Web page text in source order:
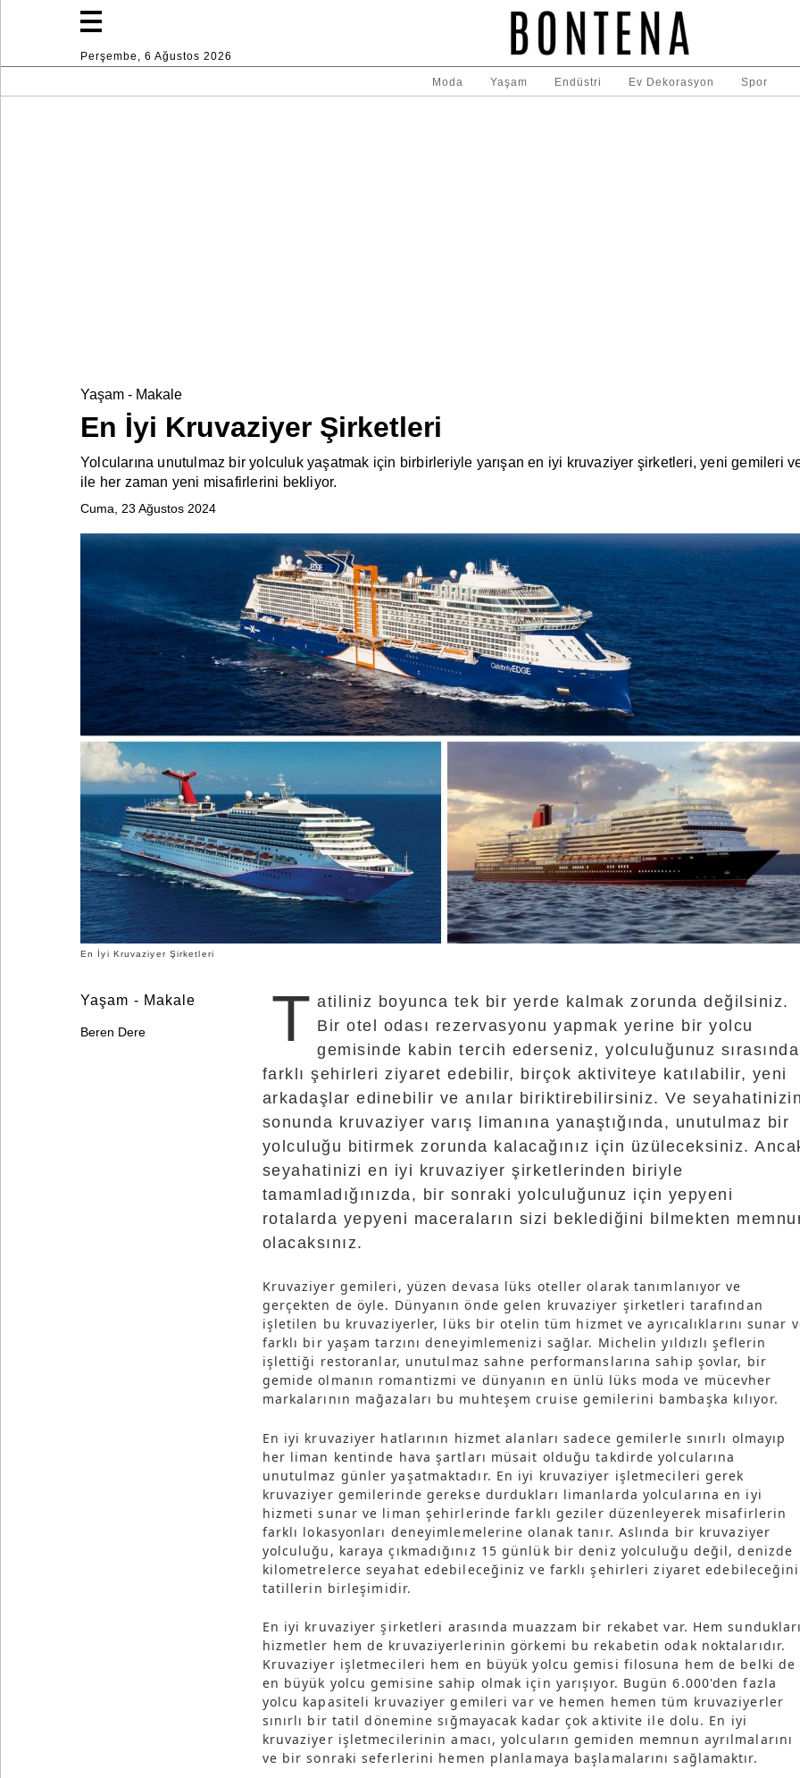
Perşembe, 6 Ağustos 2026
Moda Yaşam Endüstri Ev Dekorasyon Spor
Endüstri
Yaşam - Makale
En İyi Kruvaziyer Şirketleri
Yolcularına unutulmaz bir yolculuk yaşatmak için birbirleriyle yarışan en iyi kruvaziyer şirketleri, yeni gemileri
ile her zaman yeni misafirlerini bekliyor.
Cuma, 23 Ağustos 2024
En İyi Kruvaziyer Şirketleri
Yaşam - Makale
Beren Dere T atiliniz boyunca tek bir yerde kalmak zorunda değilsiniz.
Bir otel odası rezervasyonu yapmak yerine bir yolcu
gemisinde kabin tercih ederseniz, yolculuğunuz sırasında
farklı şehirleri ziyaret edebilir, birçok aktiviteye katılabilir, yeni
arkadaşlar edinebilir ve anılar biriktirebilirsiniz. Ve
sonunda kruvaziyer varış limanına yanaştığında, unutulmaz bir
yolculuğu bitirmek zorunda kalacağınız için üzüleceksiniz.
seyahatinizi en iyi kruvaziyer şirketlerinden biriyle
tamamladığınızda, bir sonraki yolculuğunuz için yepyeni
rotalarda yepyeni maceraların sizi beklediğini bilmekten
olacaksınız.
Kruvaziyer gemileri, yüzen devasa lüks oteller olarak tanımlanıyor ve
gerçekten de öyle. Dünyanın önde gelen kruvaziyer şirketleri tarafından
işletilen bu kruvaziyerler, lüks bir otelin tüm hizmet ve ayrıcalıklarını sunar
farklı bir yaşam tarzını deneyimlemenizi sağlar. Michelin yıldızlı şeflerin
işlettiği restoranlar, unutulmaz sahne performanslarına sahip şovlar, bir
gemide olmanın romantizmi ve dünyanın en ünlü lüks moda ve mücevher
markalarının mağazaları bu muhteşem cruise gemilerini bambaşka kılıyor.
En iyi kruvaziyer hatlarının hizmet alanları sadece gemilerle sınırlı olmayıp
her liman kentinde hava şartları müsait olduğu takdirde yolcularına
unutulmaz günler yaşatmaktadır. En iyi kruvaziyer işletmecileri gerek
kruvaziyer gemilerinde gerekse durdukları limanlarda yolcularına en iyi
hizmeti sunar ve liman şehirlerinde farklı geziler düzenleyerek misafirlerin
farklı lokasyonları deneyimlemelerine olanak tanır. Aslında bir kruvaziyer
yolculuğu, karaya çıkmadığınız 15 günlük bir deniz yolculuğu değil, denizde
kilometrelerce seyahat edebileceğiniz ve farklı şehirleri ziyaret
tatillerin birleşimidir.
En iyi kruvaziyer şirketleri arasında muazzam bir rekabet var. Hem
hizmetler hem de kruvaziyerlerinin görkemi bu rekabetin odak noktalarıdır.
Kruvaziyer işletmecileri hem en büyük yolcu gemisi filosuna hem de belki de
en büyük yolcu gemisine sahip olmak için yarışıyor. Bugün 6.000'den fazla
yolcu kapasiteli kruvaziyer gemileri var ve hemen hemen tüm kruvaziyerler
sınırlı bir tatil dönemine sığmayacak kadar çok aktivite ile dolu. En iyi
kruvaziyer işletmecilerinin amacı, yolcuların gemiden memnun ayrılmalarını
ve bir sonraki seferlerini hemen planlamaya başlamalarını sağlamaktır.